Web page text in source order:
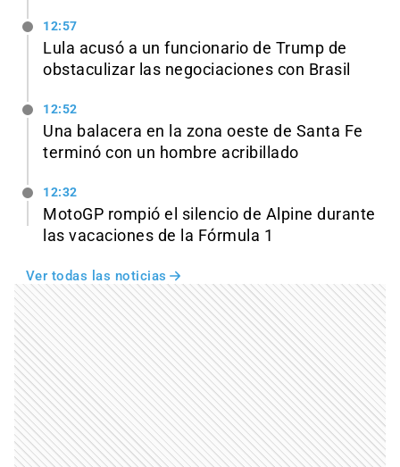
12:57
Lula acusó a un funcionario de Trump de
obstaculizar las negociaciones con Brasil
12:52
Una balacera en la zona oeste de Santa Fe
terminó con un hombre acribillado
12:32
MotoGP rompió el silencio de Alpine durante
las vacaciones de la Fórmula 1
Ver todas las noticias